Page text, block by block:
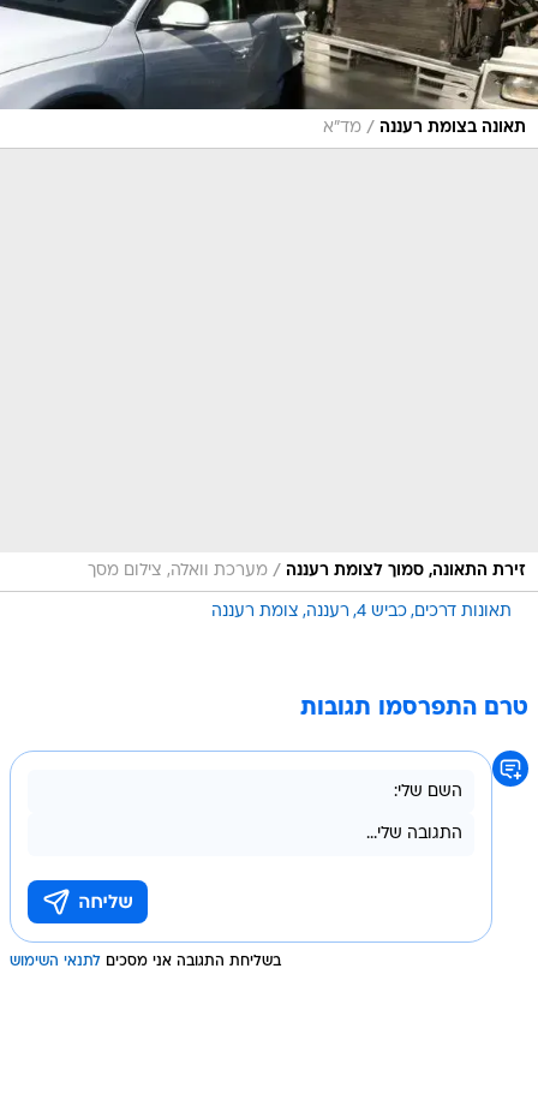
תאונה בצומת רעננה / מד"א
זירת התאונה, סמוך לצומת רעננה / מערכת וואלה, צילום מסך
תאונות דרכים כביש 4 רעננה צומת רעננה
טרם התפרסמו תגובות
בשליחת התגובה אני מסכים לתנאי השימוש